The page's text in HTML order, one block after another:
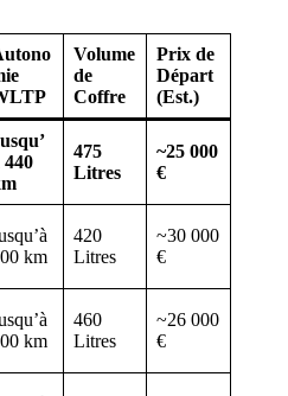
Volume
de
Coffre
Prix de
Départ
(Est.)
440
475
Litres
~25 000
€
km
420
Litres
~30 000
€
km
460
Litres
~26 000
€